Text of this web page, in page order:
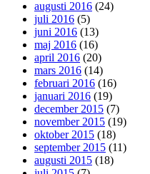
augusti 2016 (24)
juli 2016 (5)
juni 2016 (13)
maj 2016 (16)
april 2016 (20)
mars 2016 (14)
februari 2016 (16)
januari 2016 (19)
december 2015 (7)
november 2015 (19)
oktober 2015 (18)
september 2015 (11)
augusti 2015 (18)